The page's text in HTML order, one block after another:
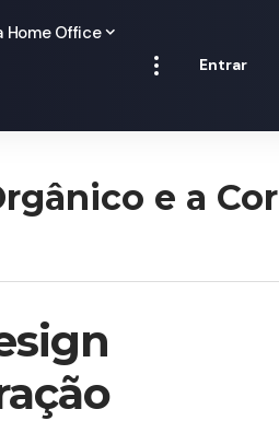
Home Office
Entrar
e a Cor